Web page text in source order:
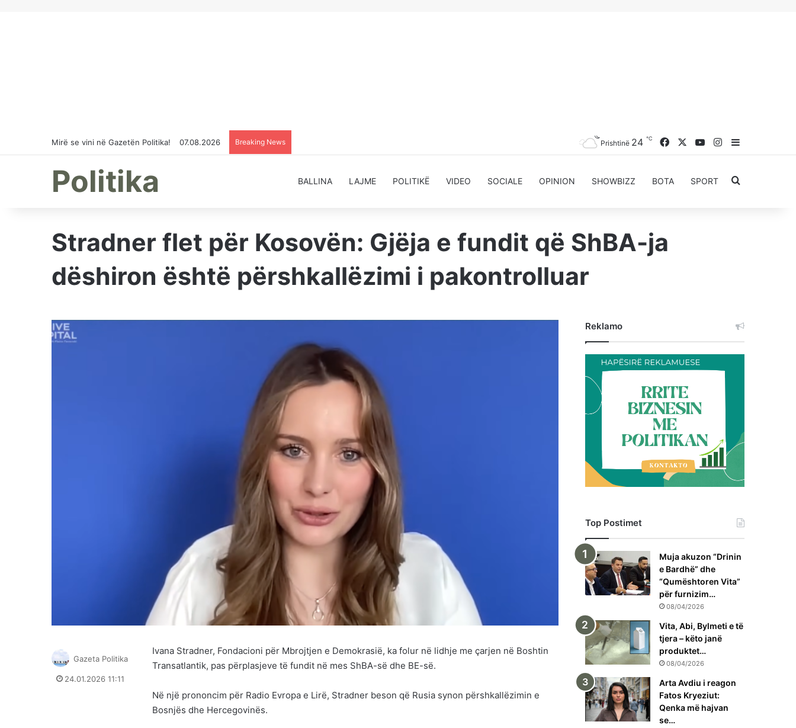
Mirë se vini në Gazetën Politika! 07.08.2026 Breaking News Prishtinë 24 ℃ FacebookYouTubeInstagram
Sidebar
Politika BALLINA LAJME POLITIKË VIDEO SOCIALE OPINION SHOWBIZZ BOTA SPORT Kërkoni
Stradner flet për Kosovën: Gjëja e fundit që ShBA-ja
dëshiron është përshkallëzimi i pakontrolluar
Ivana Stradner, Fondacioni për Mbrojtjen e Demokrasië, ka folur në lidhje me çarjen në Boshtin
Transatlantik, pas përplasjeve të fundit në mes ShBA-së dhe BE-së.
Në një prononcim për Radio Evropa e Lirë, Stradner beson që Rusia synon përshkallëzimin e
Bosnjës dhe Hercegovinës.
Gazeta Politika
24.01.2026 11:11
Reklamo
Top Postimet
Muja akuzon “Drinin
e Bardhë” dhe
“Qumështoren Vita”
për furnizim…
08/04/2026
Vita, Abi, Bylmeti e të
tjera – këto janë
produktet…
08/04/2026
Arta Avdiu i reagon
Fatos Kryeziut:
Qenka më hajvan
se…